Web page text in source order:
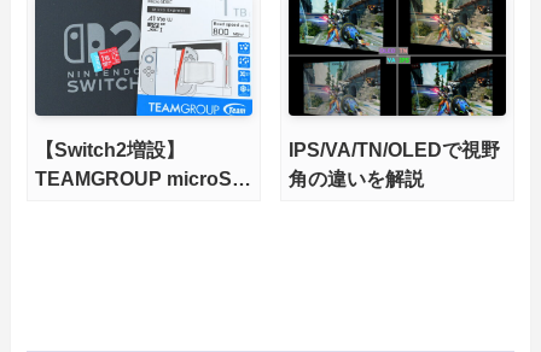
実現！
【Switch2増設】
TEAMGROUP microSD
IPS/VA/TN/OLEDで視野
角の違いを解説